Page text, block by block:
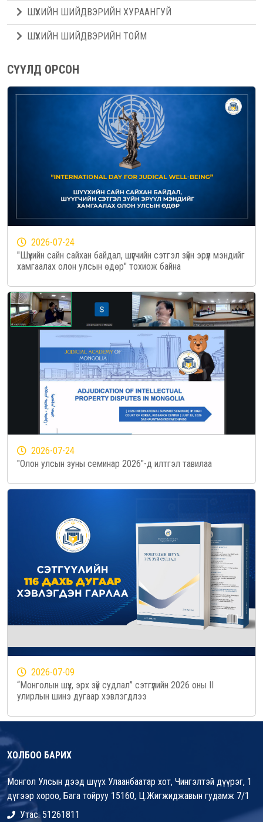
ШҮҮХИЙН ШИЙДВЭРИЙН ХУРААНГУЙ
ШҮҮХИЙН ШИЙДВЭРИЙН ТОЙМ
СҮҮЛД ОРСОН
2026-07-24
"Шүүхийн сайн сайхан байдал, шүүгчийн сэтгэл зүйн эрүүл мэндийг
хамгаалах олон улсын өдөр" тохиож байна
2026-07-24
"Олон улсын зуны семинар 2026"-д илтгэл тавилаа
2026-07-09
“Монголын шүүх, эрх зүй судлал” сэтгүүлийн 2026 оны II
улирлын шинэ дугаар хэвлэгдлээ
ХОЛБОО БАРИХ
Монгол Улсын дээд шүүх Улаанбаатар хот, Чингэлтэй дүүрэг, 1
дүгээр хороо, Бага тойруу 15160, Ц.Жигжиджавын гудамж 7/1
Утас: 51261811